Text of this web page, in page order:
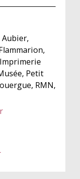
Aubier,
Petit
RMN,